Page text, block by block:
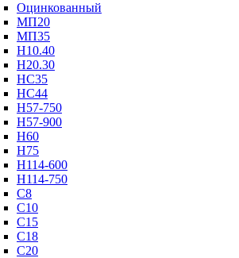
Оцинкованный
МП20
МП35
Н10.40
Н20.30
НС35
НС44
Н57-750
Н57-900
Н60
Н75
Н114-600
Н114-750
С8
С10
С15
С18
С20